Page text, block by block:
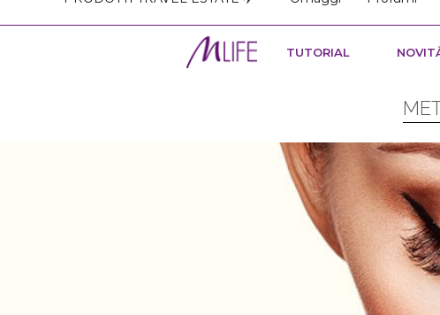
TUTORIAL